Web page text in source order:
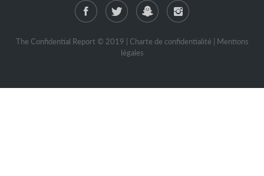
The Confidential Report © 2019 | Charte de confidentialité
Mentions
légales